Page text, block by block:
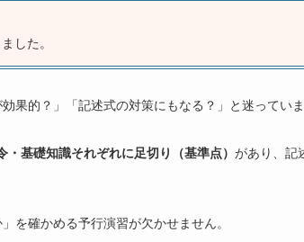
した。
果的？」「記述式の対策にもなる？」と迷っていま
・基礎知識それぞれに足切り（基準点） があり、記
を確かめる予行演習が欠かせません。